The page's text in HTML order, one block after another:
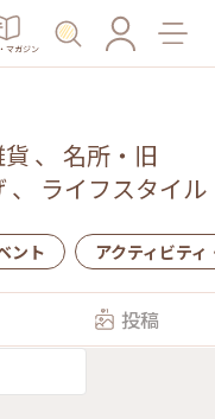
マガジン
、 名所・旧
、 ライフスタイル
ント アクティビティ
投稿